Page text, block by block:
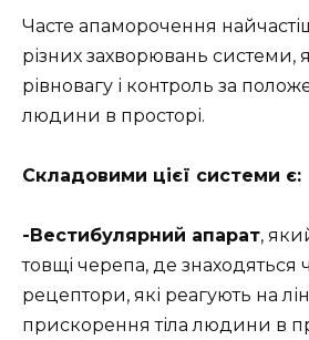
Часте апаморочення
різних захворювань системи,
рівновагу і контроль за
людини в просторі.
Складовими цієї системи є:
-Вестибулярний апарат,
товщі черепа, де знаходяться
рецептори, які реагують на
прискорення тіла людини в